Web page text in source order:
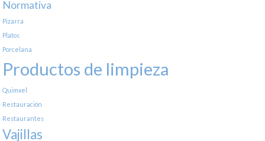
Normativa
Pizarra
Platos
Porcelana
Productos de limpieza
Quimxel
Restauración
Restaurantes
Vajillas